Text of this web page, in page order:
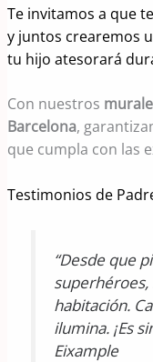
Te invitamos a que
y juntos crearemos
tu hijo atesorará
Con nuestros
Barcelona,
que cumpla con las
Testimonios de
“Desde que
habitación.
ilumina. ¡Es
Eixample